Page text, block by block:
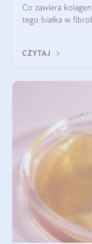
Co zawiera
tego białka w
CZYTAJ